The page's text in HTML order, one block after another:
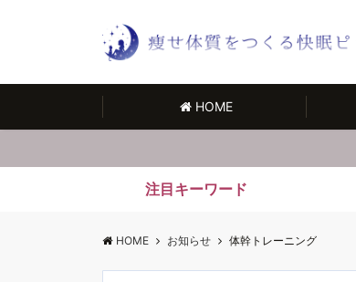
HOME
注目キーワード
HOME お知らせ 体幹トレーニング